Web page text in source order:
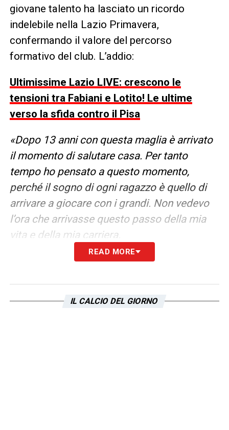
giovane talento ha lasciato un ricordo
indelebile nella Lazio Primavera,
confermando il valore del percorso
formativo del club. L’addio:
Ultimissime Lazio LIVE: crescono le
tensioni tra Fabiani e Lotito! Le ultime
verso la sfida contro il Pisa
«Dopo 13 anni con questa maglia è arrivato
il momento di salutare casa. Per tanto
tempo ho pensato a questo momento,
perché il sogno di ogni ragazzo è quello di
arrivare a giocare con i grandi. Non vedevo
l’ora che arrivasse questo passo della mia
vita e della mia carriera.
Ma vivendo davvero questi ultimi giorni ho
sono diventate fratelli. Con voi ho condiviso
READ MORE
IL CALCIO DEL GIORNO